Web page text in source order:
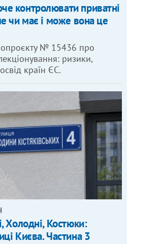
контролювати приватні
чи має і може вона це
№ 15436 про
ризики,
країн ЄС.
Холодні, Костюки:
Києва. Частина 3